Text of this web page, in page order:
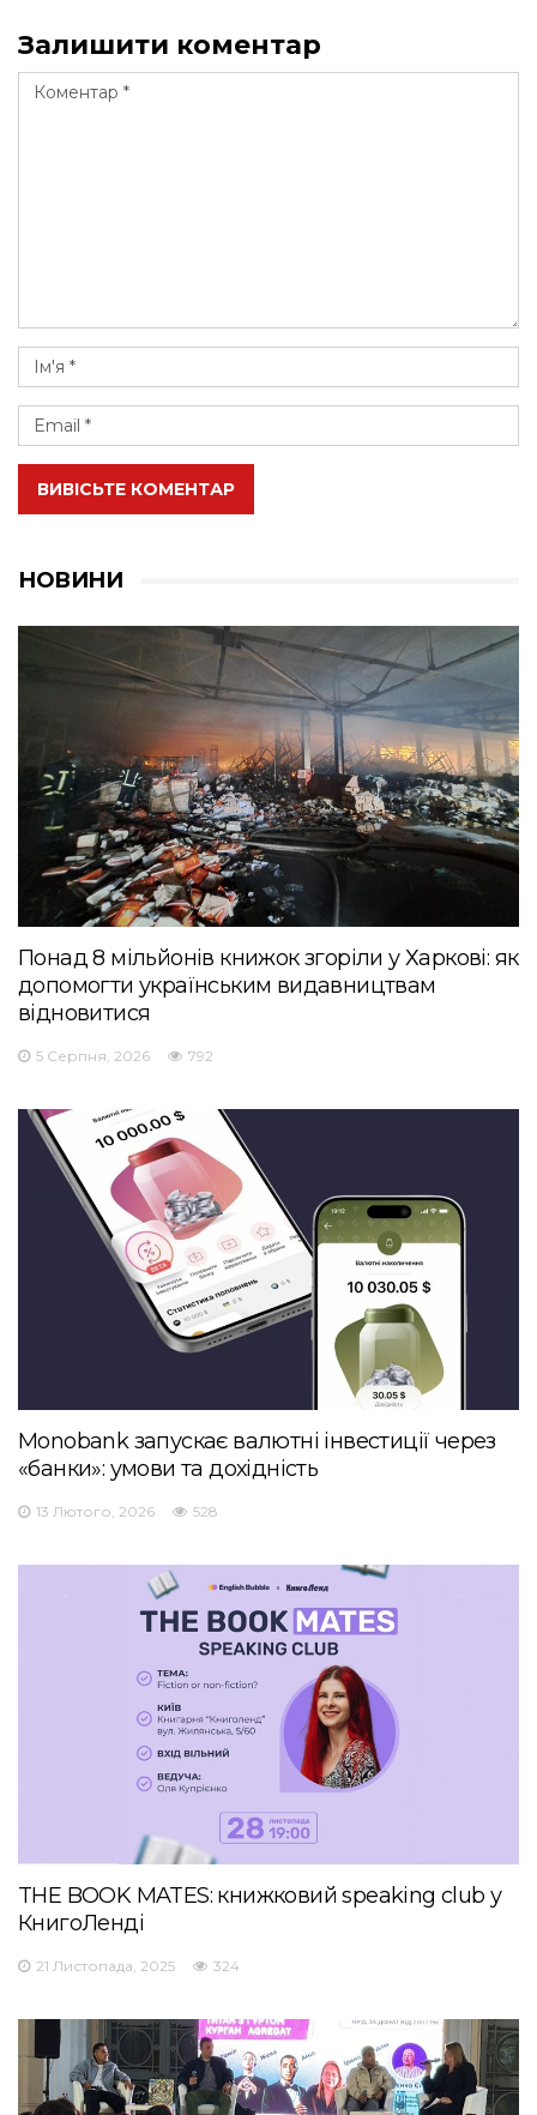
Залишити коментар
ВИВІСЬТЕ КОМЕНТАР
НОВИНИ
Понад 8 мільйонів книжок згоріли у Харкові: як
допомогти українським видавництвам
відновитися
5 Серпня, 2026 792
Monobank запускає валютні інвестиції через
«банки»: умови та дохідність
13 Лютого, 2026 528
THE BOOK MATES: книжковий speaking club у
КнигоЛенді
21 Листопада, 2025 324